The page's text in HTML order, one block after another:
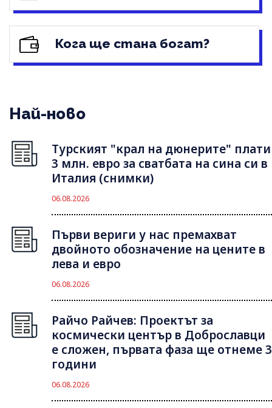
Кога ще стана богат?
Най-ново
Турският "крал на дюнерите" плати
3 млн. евро за сватбата на сина си в
Италия (снимки)
06.08.2026
Първи вериги у нас премахват
двойното обозначение на цените в
лева и евро
06.08.2026
Райчо Райчев: Проектът за
космически център в Доброславци
е сложен, първата фаза ще отнеме 3
години
06.08.2026